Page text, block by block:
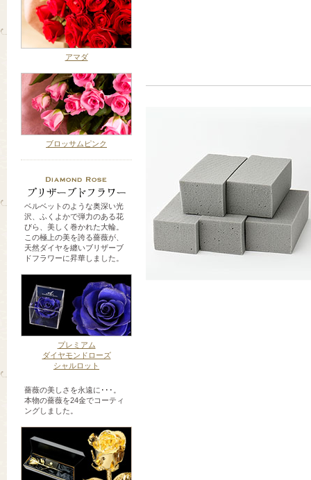
アマダ
ブロッサムピンク
ベルベットのような奥深い光
沢、ふくよかで弾力のある花
びら、美しく巻かれた大輪。
この極上の美を誇る薔薇が、
天然ダイヤを纏いブリザーブ
ドフラワーに昇華しました。
プレミアム
ダイヤモンドローズ
シャルロット
薔薇の美しさを永遠に･･･。
本物の薔薇を24金でコーティ
ングしました。